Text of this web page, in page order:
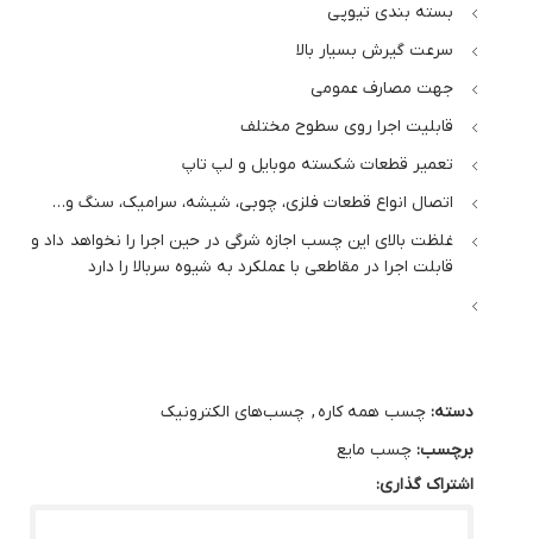
بسته بندی تیوپی
سرعت گیرش بسیار بالا
جهت مصارف عمومی
قابلیت اجرا روی سطوح مختلف
تعمیر قطعات شکسته موبایل و لپ تاپ
اتصال انواع قطعات فلزی، چوبی، شیشه، سرامیک، سنگ و…
غلظت بالای این چسب اجازه شرگی در حین اجرا را نخواهد داد و
قابلت اجرا در مقاطعی با عملکرد به شیوه سربالا را دارد
دسته: چسب همه کاره , چسب‌های الکترونیک
برچسب: چسب مایع
اشتراک گذاری: